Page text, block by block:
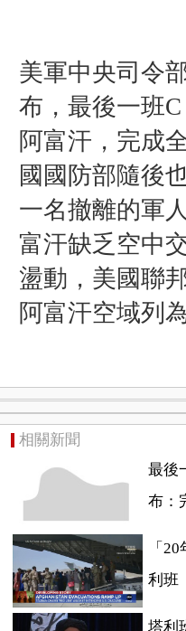
美軍中央司令
布，最後一班
阿富汗，完成
國國防部隨後
一名撤離的軍
富汗缺乏空中
盪動，美國聯
阿富汗空域列
相關新聞
最後
布：
「
利班
塔利